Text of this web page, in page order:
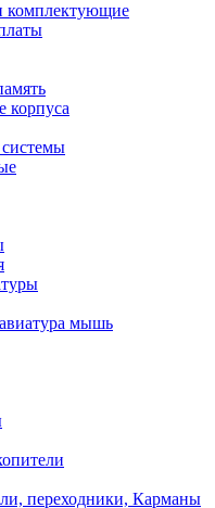
комплектующие
корпуса
мышь
переходники, Карманы